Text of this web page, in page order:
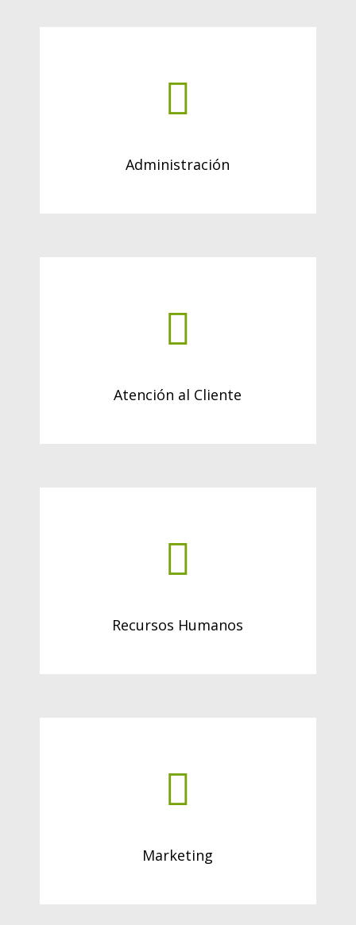
Administración
Atención al Cliente
Recursos Humanos
Marketing